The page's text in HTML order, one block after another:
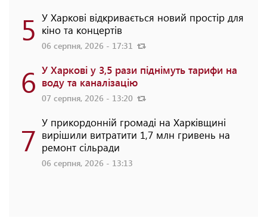
5 У Харкові відкривається новий простір для
кіно та концертів
06 серпня, 2026 - 17:31
6 У Харкові у 3,5 рази піднімуть тарифи на
воду та каналізацію
07 серпня, 2026 - 13:20
7 У прикордонній громаді на Харківщині
вирішили витратити 1,7 млн гривень на
ремонт сільради
06 серпня, 2026 - 13:13